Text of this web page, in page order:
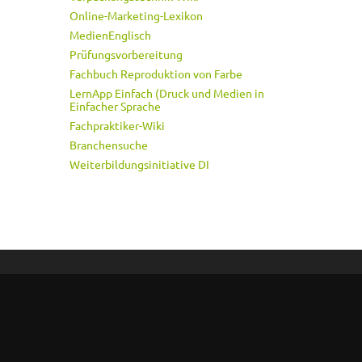
Online-Marketing-Lexikon
MedienEnglisch
Prüfungsvorbereitung
Fachbuch Reproduktion von Farbe
LernApp Einfach (Druck und Medien in
Einfacher Sprache
Fachpraktiker-Wiki
Branchensuche
Weiterbildungsinitiative DI